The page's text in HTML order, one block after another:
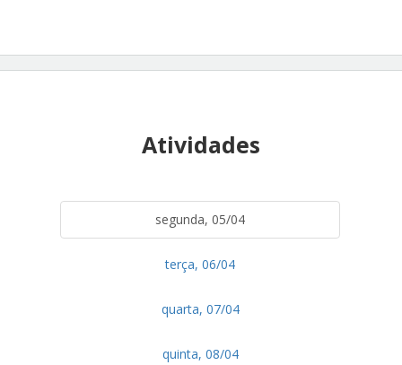
Atividades
segunda, 05/04
terça, 06/04
quarta, 07/04
quinta, 08/04